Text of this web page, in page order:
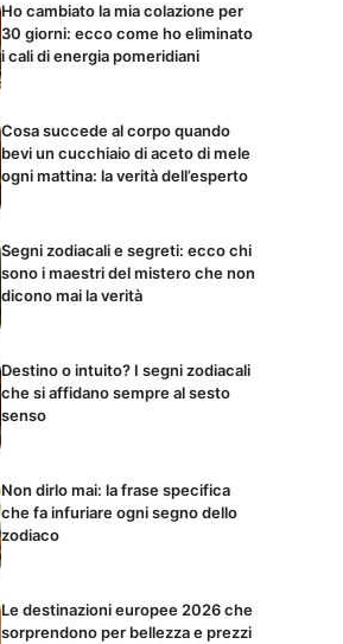
Ho cambiato la mia colazione per
30 giorni: ecco come ho eliminato
i cali di energia pomeridiani
Cosa succede al corpo quando
bevi un cucchiaio di aceto di mele
ogni mattina: la verità dell’esperto
Segni zodiacali e segreti: ecco chi
sono i maestri del mistero che non
dicono mai la verità
Destino o intuito? I segni zodiacali
che si affidano sempre al sesto
senso
Non dirlo mai: la frase specifica
che fa infuriare ogni segno dello
zodiaco
Le destinazioni europee 2026 che
sorprendono per bellezza e prezzi